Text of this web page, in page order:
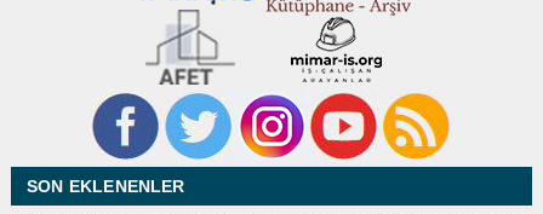
SON EKLENENLER